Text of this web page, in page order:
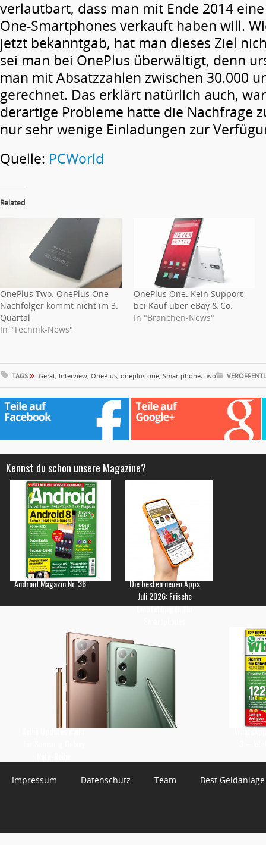
verlautbart, dass man mit Ende 2014
One-Smartphones verkauft haben will.
jetzt bekanntgab, hat man dieses Ziel
sei man bei OnePlus überwältigt, denn
man mit Absatzzahlen zwischen 30.000
gerechnet. Das erklärt natürlich auch,
derartige Probleme hatte die Nachfrage
nur sehr wenige Einladungen zur
Quelle: PCWorld
Related
OnePlus Two: OnePlus One
Nachfolger kommt nicht im 3.
Quartal
In "Technik-News"
OnePlus One: Kein Support
bei Kauf über eBay & Co.
In "Branchen-News"
TAGS » Gerät, Interview, OnePlus, oneplus one, Smartphone, two
Kennst du schon unsere Magazine?
Android Magazin Nr. 36
Die besten neuen Apps
Juli 2026: Frische
Empfehlungen für
Keine Updates mehr
Impressum Datenschutz Team Best Geldanlage